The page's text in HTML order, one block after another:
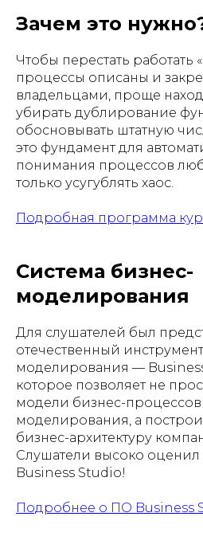
Зачем это
Чтобы перестать работать
процессы описаны и
владельцами, проще
убирать дублирование
обосновывать штатную
это фундамент для
понимания процессов
только усугублять хаос.
Подробная программа
Система бизнес-
моделирования
Для слушателей был
отечественный
моделирования —
которое позволяет не
модели бизнес-процессов
моделирования, а
бизнес-архитектуру
Слушатели высоко
Business Studio!
Подробнее о ПО Business